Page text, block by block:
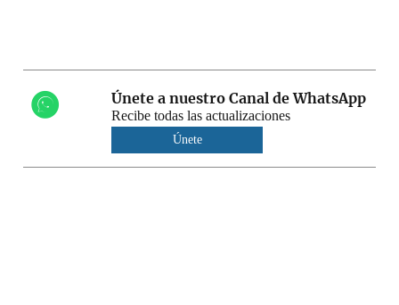
Únete a nuestro Canal de WhatsApp
Recibe todas las actualizaciones
Únete